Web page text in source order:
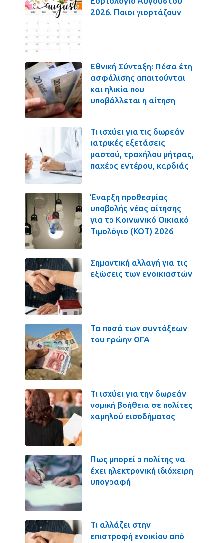
2026. Ποιοι γιορτάζουν
Εθνική Σύνταξη: Πόσα έτη
ασφάλισης απαιτούνται
και ηλικία που
υποβάλλεται η αίτηση
Τι ισχύει για τις δωρεάν
ιατρικές εξετάσεις
μαστού, τραχήλου μήτρας,
παχέος εντέρου, καρδιάς
Έναρξη προθεσμίας
υποβολής νέας αίτησης
για το Κοινωνικό Οικιακό
Τιμολόγιο (ΚΟΤ) 2026
Σημαντική αλλαγή για τις
εξώσεις των ενοικιαστών
Τα ποσά των συντάξεων
του πρώην ΟΓΑ
Τι ισχύει για την δωρεάν
νομική βοήθεια σε πολίτες
χαμηλού εισοδήματος
Πως μπορεί ο πολίτης να
έχει ηλεκτρονική ιδιόχειρη
υπογραφή
Τι αλλάζει στην
επιστροφή ενοικίου από